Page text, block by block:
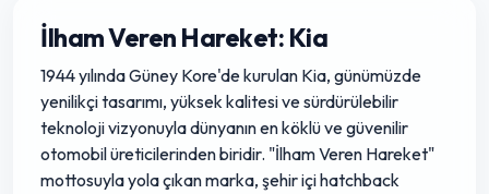
İlham Veren Hareket: Kia
1944 yılında Güney Kore'de kurulan Kia, günümüzde
yenilikçi tasarımı, yüksek kalitesi ve sürdürülebilir
teknoloji vizyonuyla dünyanın en köklü ve güvenilir
otomobil üreticilerinden biridir. "İlham Veren Hareket"
mottosuyla yola çıkan marka, şehir içi hatchback